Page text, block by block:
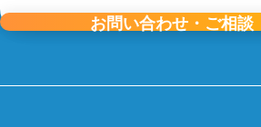
契約面積
坪〜
坪
お問い合わせ・ご相談